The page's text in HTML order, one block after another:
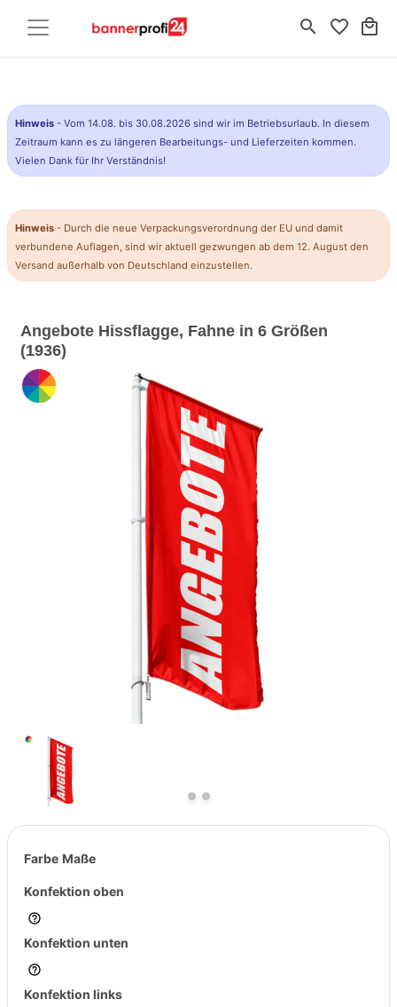
search favorite_border local_mall
Hinweis - Vom 14.08. bis 30.08.2026 sind wir im Betriebsurlaub. In diesem
Zeitraum kann es zu längeren Bearbeitungs- und Lieferzeiten kommen.
Vielen Dank für Ihr Verständnis!
Hinweis - Durch die neue Verpackungsverordnung der EU und damit
verbundene Auflagen, sind wir aktuell gezwungen ab dem 12. August den
Versand außerhalb von Deutschland einzustellen.
Angebote Hissflagge, Fahne in 6 Größen
(1936)
Farbe Maße
Konfektion oben
Konfektion unten
Konfektion links